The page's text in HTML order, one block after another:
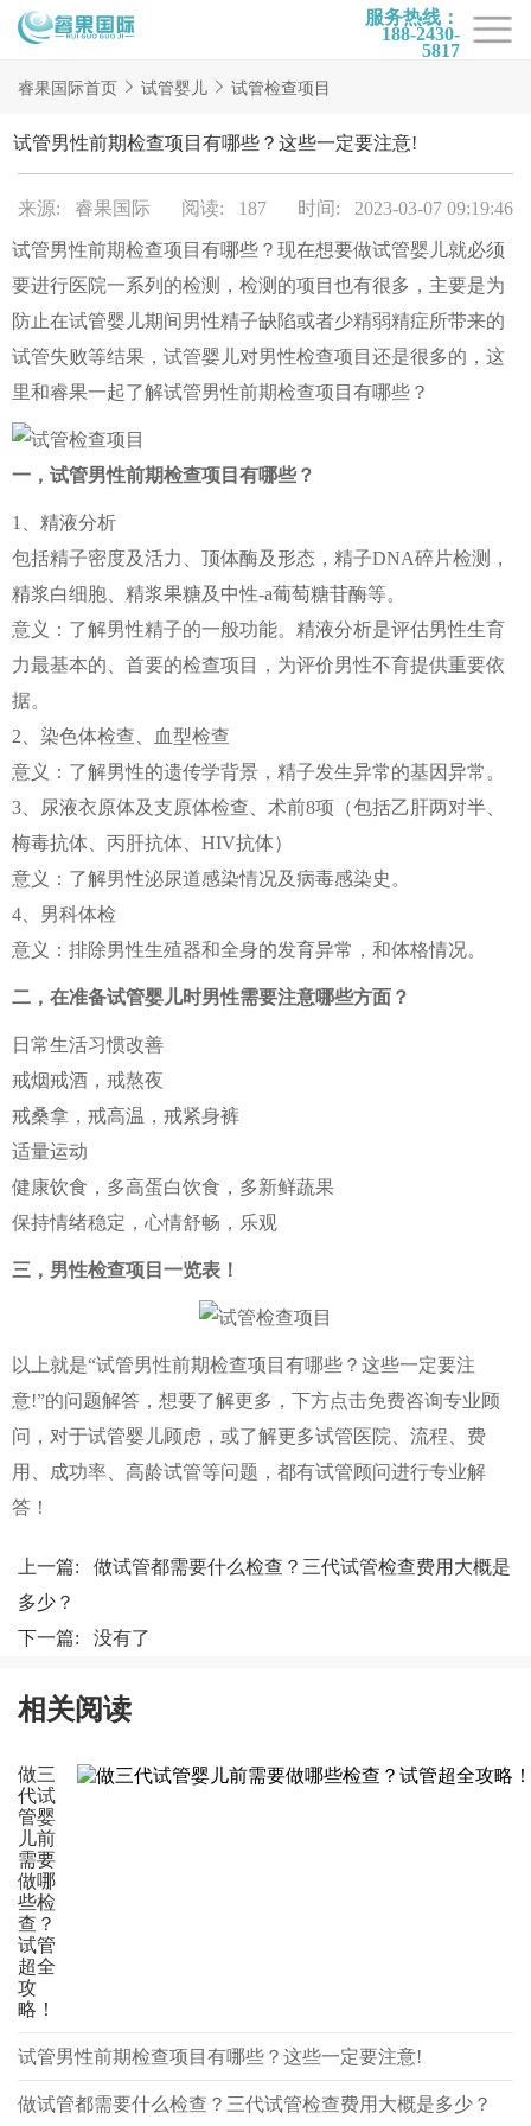
服务热线：
188-2430-
5817
首页
试管项目
试管百科
试管医院
睿果国际
睿果国际首页 试管婴儿 试管检查项目
试管男性前期检查项目有哪些？这些一定要注意!
来源: 睿果国际 阅读: 187 时间: 2023-03-07 09:19:46
试管男性前期检查项目有哪些？现在想要做试管婴儿就必须
要进行医院一系列的检测，检测的项目也有很多，主要是为
防止在试管婴儿期间男性精子缺陷或者少精弱精症所带来的
试管失败等结果，试管婴儿对男性检查项目还是很多的，这
里和睿果一起了解试管男性前期检查项目有哪些？
一，试管男性前期检查项目有哪些？
1、精液分析
包括精子密度及活力、顶体酶及形态，精子DNA碎片检测，
精浆白细胞、精浆果糖及中性-a葡萄糖苷酶等。
意义：了解男性精子的一般功能。精液分析是评估男性生育
力最基本的、首要的检查项目，为评价男性不育提供重要依
据。
2、染色体检查、血型检查
意义：了解男性的遗传学背景，精子发生异常的基因异常。
3、尿液衣原体及支原体检查、术前8项（包括乙肝两对半、
梅毒抗体、丙肝抗体、HIV抗体）
意义：了解男性泌尿道感染情况及病毒感染史。
4、男科体检
意义：排除男性生殖器和全身的发育异常，和体格情况。
二，在准备试管婴儿时男性需要注意哪些方面？
日常生活习惯改善
戒烟戒酒，戒熬夜
戒桑拿，戒高温，戒紧身裤
适量运动
健康饮食，多高蛋白饮食，多新鲜蔬果
保持情绪稳定，心情舒畅，乐观
三，男性检查项目一览表！
以上就是“试管男性前期检查项目有哪些？这些一定要注
意!”的问题解答，想要了解更多，下方点击免费咨询专业顾
问，对于试管婴儿顾虑，或了解更多试管医院、流程、费
用、成功率、高龄试管等问题，都有试管顾问进行专业解
答！
上一篇: 做试管都需要什么检查？三代试管检查费用大概是
多少？
下一篇: 没有了
相关阅读
做三
代试
管婴
儿前
需要
做哪
些检
查？
试管
超全
攻
略！
试管男性前期检查项目有哪些？这些一定要注意!
做试管都需要什么检查？三代试管检查费用大概是多少？